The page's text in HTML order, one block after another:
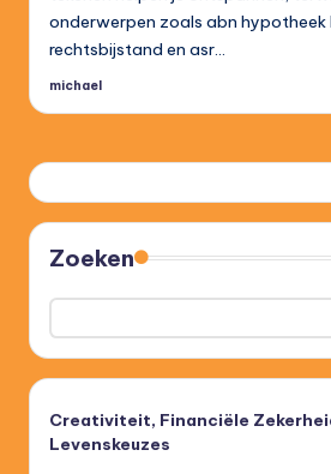
onderwerpen zoals abn hypotheek
rechtsbijstand en asr…
Posted
michael
Zoeken
Creativiteit, Financiële
Levenskeuzes